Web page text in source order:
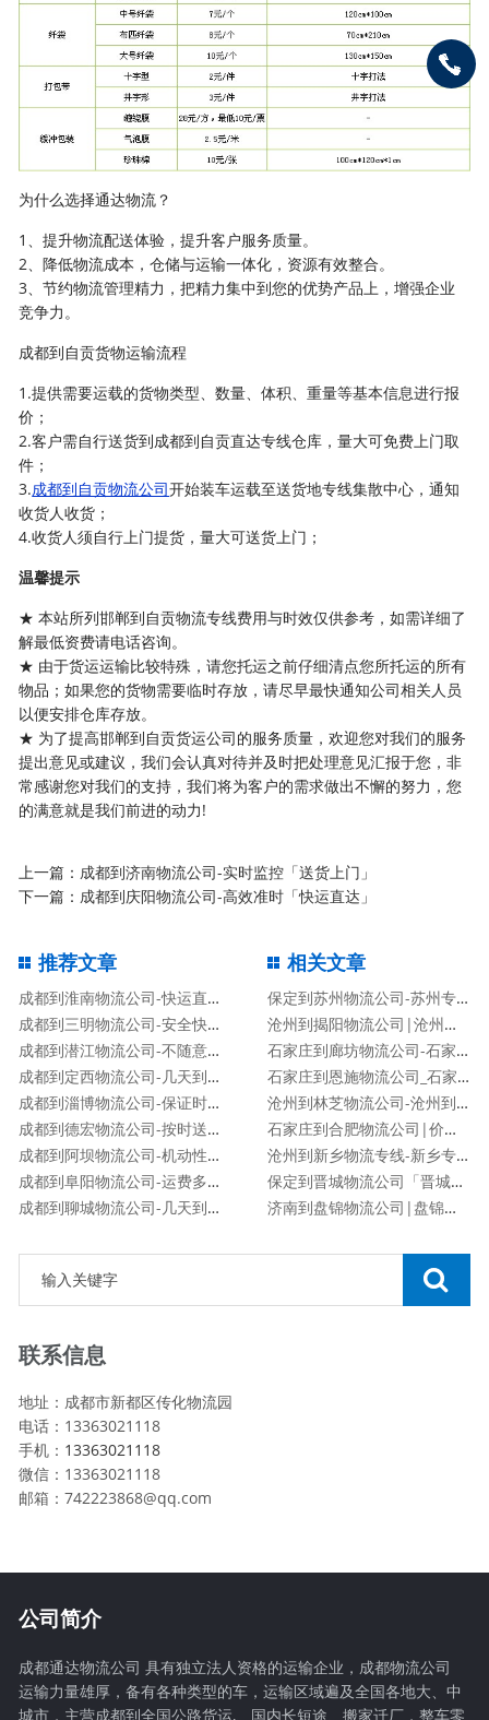
为什么选择通达物流？
1、提升物流配送体验，提升客户服务质量。
2、降低物流成本，仓储与运输一体化，资源有效整合。
3、节约物流管理精力，把精力集中到您的优势产品上，增强企业
竞争力。
成都到自贡货物运输流程
1.提供需要运载的货物类型、数量、体积、重量等基本信息进行报
价；
2.客户需自行送货到成都到自贡直达专线仓库，量大可免费上门取
件；
3.成都到自贡物流公司开始装车运载至送货地专线集散中心，通知
收货人收货；
4.收货人须自行上门提货，量大可送货上门；
温馨提示
★ 本站所列邯郸到自贡物流专线费用与时效仅供参考，如需详细了
解最低资费请电话咨询。
★ 由于货运运输比较特殊，请您托运之前仔细清点您所托运的所有
物品；如果您的货物需要临时存放，请尽早最快通知公司相关人员
以便安排仓库存放。
★ 为了提高邯郸到自贡货运公司的服务质量，欢迎您对我们的服务
提出意见或建议，我们会认真对待并及时把处理意见汇报于您，非
常感谢您对我们的支持，我们将为客户的需求做出不懈的努力，您
的满意就是我们前进的动力!
上一篇： 成都到济南物流公司-实时监控「送货上门」
下一篇： 成都到庆阳物流公司-高效准时「快运直达」
推荐文章
成都到淮南物流公司-快运直达「要几天时间」
成都到三明物流公司-安全快捷「不随意加价」
成都到潜江物流公司-不随意加价「市县派送」
成都到定西物流公司-几天到达「高效快捷」
成都到淄博物流公司-保证时效「专业可靠」
成都到德宏物流公司-按时送达「准时到达」
成都到阿坝物流公司-机动性高「运费多少」
成都到阜阳物流公司-运费多少「服务周到」
成都到聊城物流公司-几天到达「高效快捷」
相关文章
保定到苏州物流公司-苏州专线
沧州到揭阳物流公司|沧州到揭阳物流专线
石家庄到廊坊物流公司-石家庄到廊坊货运专线
石家庄到恩施物流公司_石家庄到恩施物流专线
沧州到林芝物流公司-沧州到林芝货运专线
石家庄到合肥物流公司|价格查询
沧州到新乡物流专线-新乡专线
保定到晋城物流公司「晋城专线」
济南到盘锦物流公司|盘锦专线
联系信息
地址：成都市新都区传化物流园
电话：13363021118
手机： 13363021118
微信：13363021118
邮箱：742223868@qq.com
公司简介
成都通达物流公司 具有独立法人资格的运输企业，成都物流公司
运输力量雄厚，备有各种类型的车，运输区域遍及全国各地大、中
城市，主营成都到全国公路货运,、国内长短途、搬家迁厂，整车零